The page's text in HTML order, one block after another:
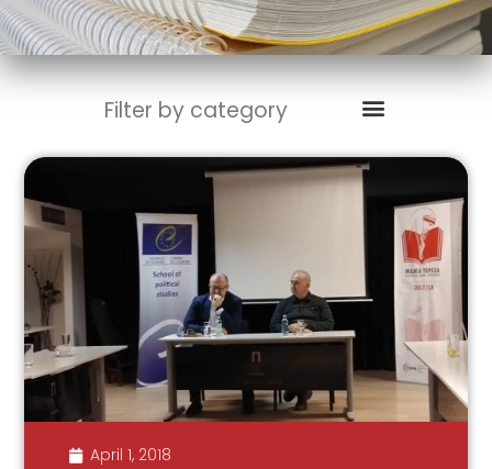
Filter by category
April 1, 2018